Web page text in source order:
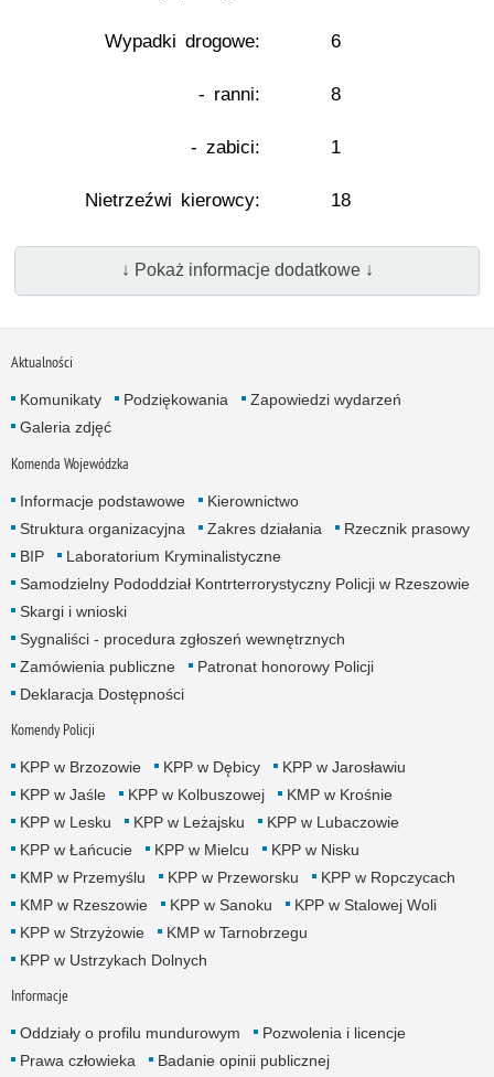
Wypadki drogowe: 6
- ranni: 8
- zabici: 1
Nietrzeźwi kierowcy: 18
↓ Pokaż informacje dodatkowe ↓
Aktualności
Komunikaty Podziękowania
Zapowiedzi wydarzeń
Galeria zdjęć
Komenda Wojewódzka
Informacje podstawowe
Kierownictwo
Struktura organizacyjna
Zakres działania
Rzecznik prasowy
BIP
Laboratorium Kryminalistyczne
Samodzielny Pododdział Kontrterrorystyczny Policji w Rzeszowie
Skargi i wnioski
Sygnaliści - procedura zgłoszeń wewnętrznych
Zamówienia publiczne
Patronat honorowy Policji
Deklaracja Dostępności
Komendy Policji
KPP w Brzozowie KPP w Dębicy
KPP w Jarosławiu
KPP w Jaśle
KPP w Kolbuszowej
KMP w Krośnie
KPP w Lesku
KPP w Leżajsku
KPP w Lubaczowie
KPP w Łańcucie
KPP w Mielcu
KPP w Nisku
KMP w Przemyślu
KPP w Przeworsku
KPP w Ropczycach
KMP w Rzeszowie
KPP w Sanoku
KPP w Stalowej Woli
KPP w Strzyżowie
KMP w Tarnobrzegu
KPP w Ustrzykach Dolnych
Informacje
Oddziały o profilu mundurowym
Pozwolenia i licencje
Prawa człowieka
Badanie opinii publicznej